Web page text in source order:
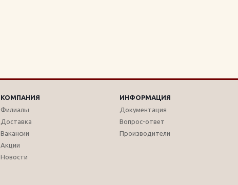
КОМПАНИЯ
ИНФОРМАЦИЯ
Филиалы
Доставка
Вакансии
Акции
Новости
Документация
Вопрос-ответ
Производители